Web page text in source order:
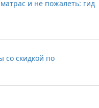
и не пожалеть: гид
скидкой по